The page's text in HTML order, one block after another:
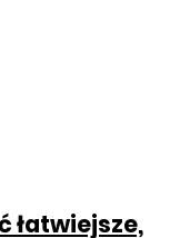
łatwiejsze,